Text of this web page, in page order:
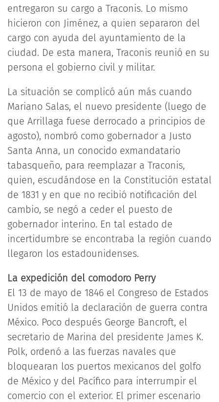
entregaron su cargo a Traconis. Lo mismo
hicieron con Jiménez, a quien separaron del
cargo con ayuda del ayuntamiento de la
ciudad. De esta manera, Traconis reunió en su
persona el gobierno civil y militar.
La situación se complicó aún más cuando
Mariano Salas, el nuevo presidente (luego de
que Arrillaga fuese derrocado a principios de
agosto), nombró como gobernador a Justo
Santa Anna, un conocido exmandatario
tabasqueño, para reemplazar a Traconis,
quien, escudándose en la Constitución estatal
de 1831 y en que no recibió notificación del
cambio, se negó a ceder el puesto de
gobernador interino. En tal estado de
incertidumbre se encontraba la región cuando
llegaron los estadounidenses.
La expedición del comodoro Perry
El 13 de mayo de 1846 el Congreso de Estados
Unidos emitió la declaración de guerra contra
México. Poco después George Bancroft, el
secretario de Marina del presidente James K.
Polk, ordenó a las fuerzas navales que
bloquearan los puertos mexicanos del golfo
de México y del Pacífico para interrumpir el
comercio con el exterior. El primer escenario